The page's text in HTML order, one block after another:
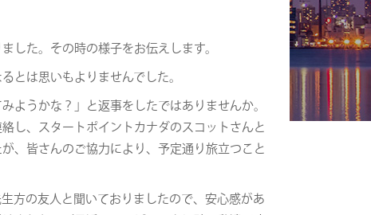
した。その時の様子をお伝えします。
とは思いもよりませんでした。
ようかな？」と返事をしたではありませんか。
し、スタートポイントカナダのスコットさんと
、皆さんのご協力により、予定通り旅立つこと
方の友人と聞いておりましたので、安心感があ